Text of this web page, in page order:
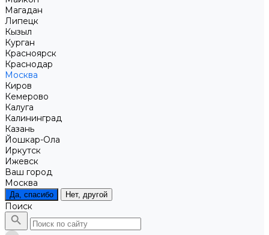
Магадан
Липецк
Кызыл
Курган
Красноярск
Краснодар
Москва
Киров
Кемерово
Калуга
Калининград
Казань
Йошкар-Ола
Иркутск
Ижевск
Ваш город
Москва
Да, спасибо Нет, другой
Поиск